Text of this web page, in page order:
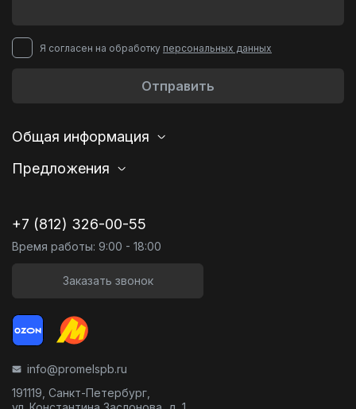
Я согласен на обработку персональных данных
Отправить
Общая информация
Предложения
+7 (812) 326-00-55
Время работы: 9:00 - 18:00
Заказать звонок
info@promelspb.ru
191119, Санкт-Петербург,